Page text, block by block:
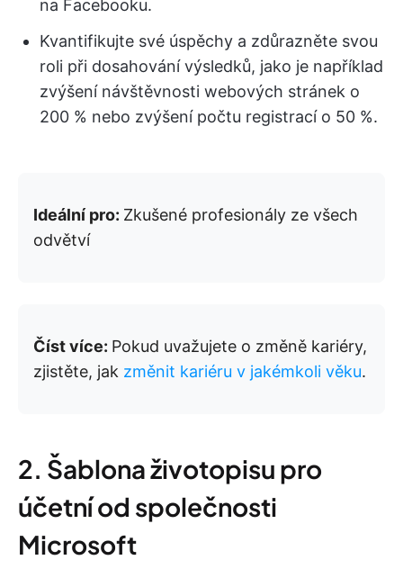
na Facebooku.
Kvantifikujte své úspěchy a zdůrazněte svou
roli při dosahování výsledků, jako je například
zvýšení návštěvnosti webových stránek o
200 % nebo zvýšení počtu registrací o 50 %.
Ideální pro: Zkušené profesionály ze všech
odvětví
Číst více: Pokud uvažujete o změně kariéry,
zjistěte, jak změnit kariéru v jakémkoli věku.
2. Šablona životopisu pro
účetní od společnosti
Microsoft